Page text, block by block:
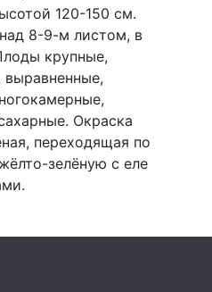
120-150 см.
8-9-м листом, в
крупные,
выравненные,
Окраска
переходящая по
зелёную с еле